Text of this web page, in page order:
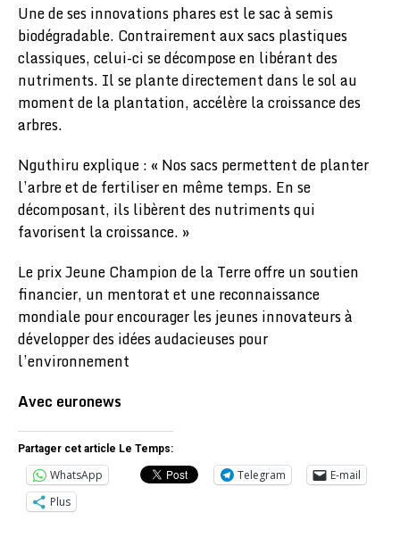
Une de ses innovations phares est le sac à semis
biodégradable. Contrairement aux sacs plastiques
classiques, celui-ci se décompose en libérant des
nutriments. Il se plante directement dans le sol au
moment de la plantation, accélère la croissance des
arbres.
Nguthiru explique : « Nos sacs permettent de planter
l’arbre et de fertiliser en même temps. En se
décomposant, ils libèrent des nutriments qui
favorisent la croissance. »
Le prix Jeune Champion de la Terre offre un soutien
financier, un mentorat et une reconnaissance
mondiale pour encourager les jeunes innovateurs à
développer des idées audacieuses pour
l’environnement
Avec euronews
Partager cet article Le Temps:
WhatsApp Telegram
E-mail
Plus